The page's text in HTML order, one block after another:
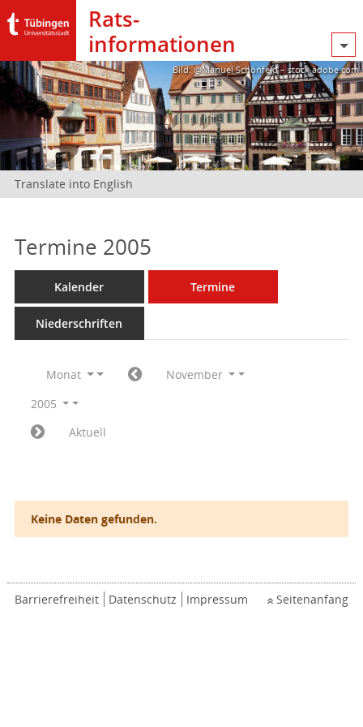
Rats­
informationen
Bild: @Manuel Schönfeld – stock.adobe.com
Translate into English
Termine 2005
Kalender Termine
Niederschriften
Monat
November
2005
Aktuell
Keine Daten gefunden.
Barrierefreiheit Datenschutz Impressum Seitenanfang